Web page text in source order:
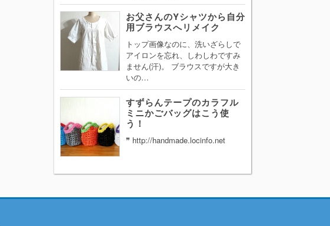
お父さんのYシャツから自分
用ブラウスへリメイク
トップ画像なのに、洗いざらしで
アイロンを忘れ、しわしわですみ
ません(汗)。 ブラウスですが大き
いの…
すずらんテープのカラフル
ミニかごバッグはこう使
う！
❞ http://handmade.locinfo.net